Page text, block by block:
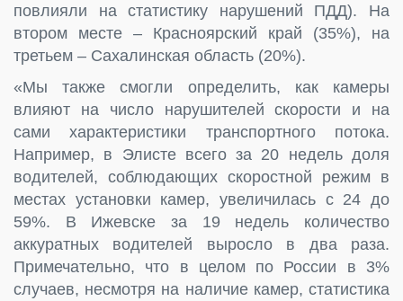
повлияли на статистику нарушений ПДД). На
втором месте – Красноярский край (35%), на
третьем – Сахалинская область (20%).
«Мы также смогли определить, как камеры
влияют на число нарушителей скорости и на
сами характеристики транспортного потока.
Например, в Элисте всего за 20 недель доля
водителей, соблюдающих скоростной режим в
местах установки камер, увеличилась с 24 до
59%. В Ижевске за 19 недель количество
аккуратных водителей выросло в два раза.
Примечательно, что в целом по России в 3%
случаев, несмотря на наличие камер, статистика